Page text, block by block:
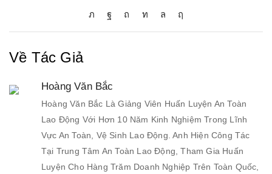
Về Tác Giả
Hoàng Văn Bắc
Hoàng Văn Bắc Là Giảng Viên Huấn Luyện An Toàn
Lao Động Với Hơn 10 Năm Kinh Nghiệm Trong Lĩnh
Vực An Toàn, Vệ Sinh Lao Động. Anh Hiện Công Tác
Tại Trung Tâm An Toàn Lao Động, Tham Gia Huấn
Luyện Cho Hàng Trăm Doanh Nghiệp Trên Toàn Quốc,